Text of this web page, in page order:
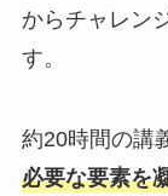
からチャレン
す。
約20時間の講
必要な要素を